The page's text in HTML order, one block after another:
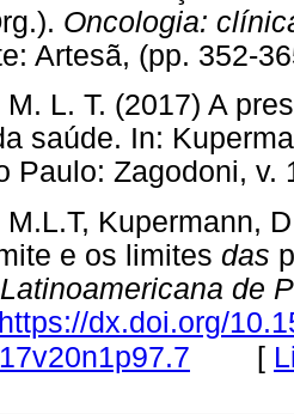
Oncologia:
Artesã, (pp.
M. L. T. (2017) A
saúde. In:
Paulo:
M.L.T, Kupermann,
e os limites das
de
https://dx.doi.org/
[